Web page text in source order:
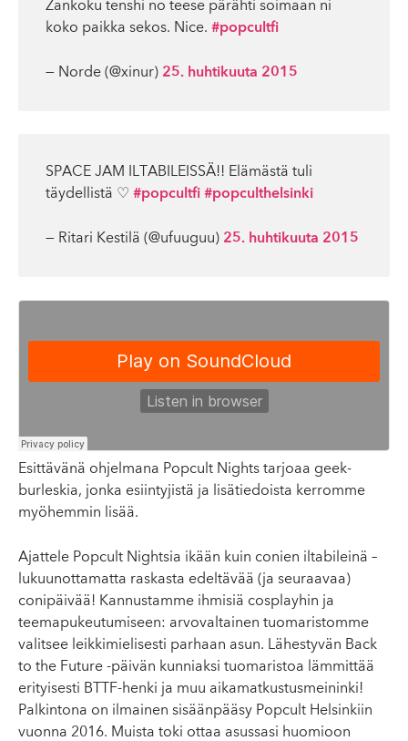
Zankoku tenshi no teese pärähti soimaan ni
koko paikka sekos. Nice. #popcultfi
— Norde (@xinur) 25. huhtikuuta 2015
SPACE JAM ILTABILEISSÄ!! Elämästä tuli
täydellistä ♡ #popcultfi #popculthelsinki
— Ritari Kestilä (@ufuuguu) 25. huhtikuuta 2015
Esittävänä ohjelmana Popcult Nights tarjoaa geek-
burleskia, jonka esiintyjistä ja lisätiedoista kerromme
myöhemmin lisää.
Ajattele Popcult Nightsia ikään kuin conien iltabileinä –
lukuunottamatta raskasta edeltävää (ja seuraavaa)
conipäivää! Kannustamme ihmisiä cosplayhin ja
teemapukeutumiseen: arvovaltainen tuomaristomme
valitsee leikkimielisesti parhaan asun. Lähestyvän Back
to the Future -päivän kunniaksi tuomaristoa lämmittää
erityisesti BTTF-henki ja muu aikamatkustusmeininki!
Palkintona on ilmainen sisäänpääsy Popcult Helsinkiin
vuonna 2016. Muista toki ottaa asussasi huomioon